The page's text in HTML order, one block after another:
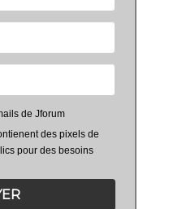
de Jforum
des pixels de
pour des besoins